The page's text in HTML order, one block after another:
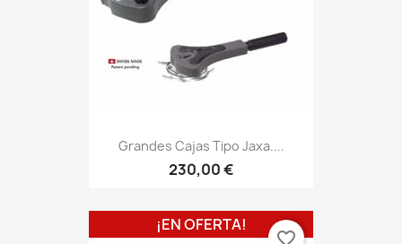
Grandes Cajas Tipo Jaxa....
230,00 €
¡EN OFERTA!
favorite_border